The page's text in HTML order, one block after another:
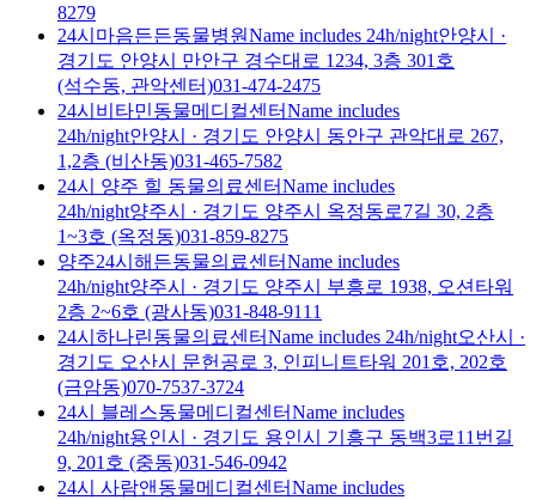
8279
24시마음든든동물병원Name includes 24h/night안양시
·
경기도 안양시 만안구 경수대로 1234, 3층 301호
(석수동, 관악센터)031-474-2475
24시비타민동물메디컬센터Name includes
24h/night안양시 · 경기도 안양시 동안구 관악대로 267,
1,2층 (비산동)031-465-7582
24시 양주 힐 동물의료센터Name includes
24h/night양주시 · 경기도 양주시 옥정동로7길 30, 2층
1~3호 (옥정동)031-859-8275
양주24시해든동물의료센터Name includes
24h/night양주시 · 경기도 양주시 부흥로 1938, 오션타워
2층 2~6호 (광사동)031-848-9111
24시하나린동물의료센터Name includes 24h/night오산시
·
경기도 오산시 문헌공로 3, 인피니트타워 201호, 202호
(금암동)070-7537-3724
24시 블레스동물메디컬센터Name includes
24h/night용인시 · 경기도 용인시 기흥구 동백3로11번길
9, 201호 (중동)031-546-0942
24시 사람앤동물메디컬센터Name includes